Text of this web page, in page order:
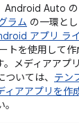
Android Auto の
ラム の一環とし
アプリ ライ
トを使用して作
メディアアプリ
いては、 テン
ィアアプリを作